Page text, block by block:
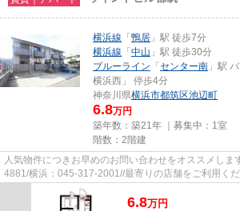
横浜線 「 鴨居 」駅 徒歩7分
横浜線 「 中山 」駅 徒歩30分
ブルーライン 「 センター南 」駅
横浜西」 停歩4分
神奈川県横浜市都筑区池辺町
6.8万円
築年数：築21年 ｜募集中： 1室
階数：2階建
人気物件につきお早めのお問い合わせをオススメしま
4881/横浜：045-317-2001//最寄りの店舗をご利用く
し】【初期費用分割払い】【19...
6.8万円